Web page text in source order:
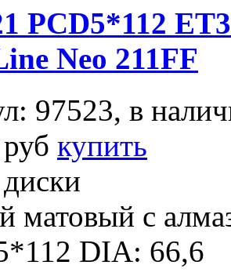
PCD5*112
Neo 211FF
97523, в
руб купить
матовый с
DIA: 66,6